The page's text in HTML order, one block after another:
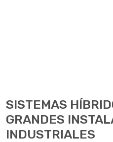
SISTEMAS
GRANDES
INDUSTRIALES